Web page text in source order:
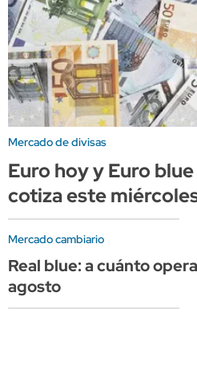
Mercado de divisas
Euro hoy y Euro
cotiza este
Mercado cambiario
Real blue: a cuánto
agosto